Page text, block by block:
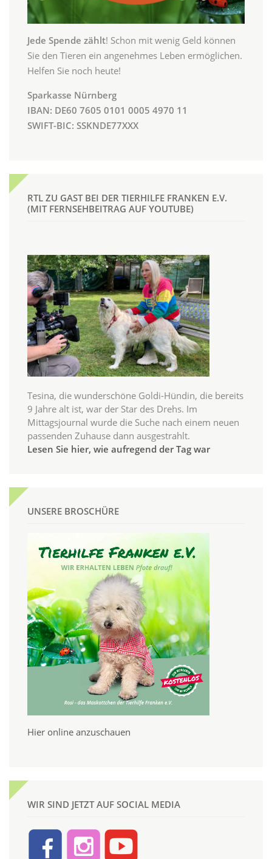
Jede Spende zählt! Schon mit wenig Geld können
Sie den Tieren ein angenehmes Leben ermöglichen.
Helfen Sie noch heute!
Sparkasse Nürnberg
IBAN: DE60 7605 0101 0005 4970 11
SWIFT-BIC: SSKNDE77XXX
RTL ZU GAST BEI DER TIERHILFE FRANKEN E.V.
(MIT FERNSEHBEITRAG AUF YOUTUBE)
Tesina, die wunderschöne Goldi-Hündin, die bereits
9 Jahre alt ist, war der Star des Drehs. Im
Mittagsjournal wurde die Suche nach einem neuen
passenden Zuhause dann ausgestrahlt.
Lesen Sie hier, wie aufregend der Tag war
UNSERE BROSCHÜRE
Hier online anzuschauen
WIR SIND JETZT AUF SOCIAL MEDIA